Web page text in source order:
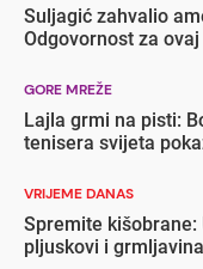
Suljagić zahvalio
Odgovornost za
GORE MREŽE
Lajla grmi na pisti:
tenisera svijeta
VRIJEME DANAS
Spremite kišobrane:
pljuskovi i grmljavina